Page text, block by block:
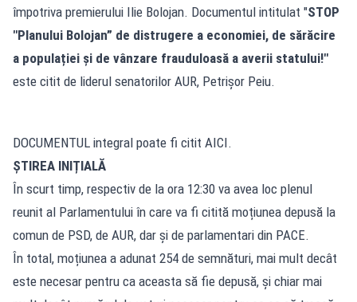
împotriva premierului Ilie Bolojan. Documentul intitulat "STOP
"Planului Bolojan” de distrugere a economiei, de sărăcire
a populației și de vânzare frauduloasă a averii statului!"
este citit de liderul senatorilor AUR, Petrișor Peiu.
DOCUMENTUL integral poate fi citit AICI.
ȘTIREA INIȚIALĂ
În scurt timp, respectiv de la ora 12:30 va avea loc plenul
reunit al Parlamentului în care va fi citită moțiunea depusă la
comun de PSD, de AUR, dar și de parlamentari din PACE.
În total, moțiunea a adunat 254 de semnături, mai mult decât
este necesar pentru ca aceasta să fie depusă, și chiar mai